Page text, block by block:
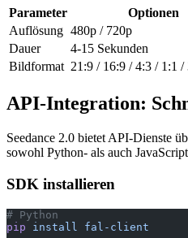
Parameter
Optionen
Auflösung 480p / 720p
Dauer
4-15 Sekunden
Bildformat 21:9 / 16:9 / 4:3 / 1:1 /
API-Integration:
Seedance 2.0 bietet API-Dienste
sowohl Python- als auch
SDK installieren
# Python
pip install
fal-client